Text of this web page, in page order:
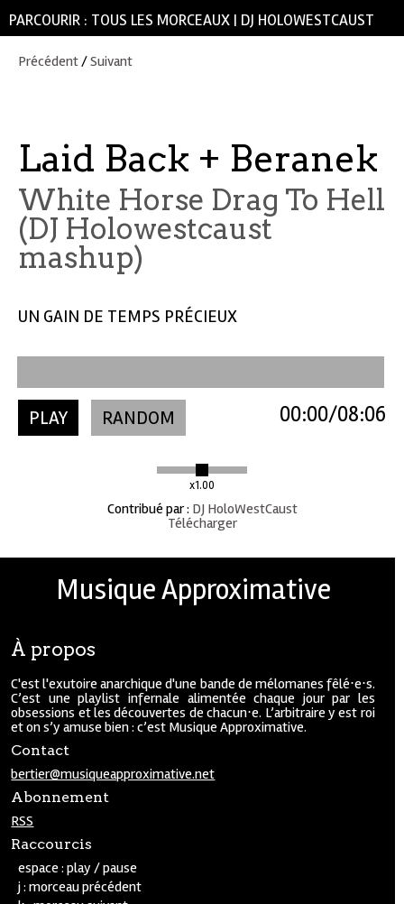
PARCOURIR : TOUS LES MORCEAUX | DJ HOLOWESTCAUST
Précédent/Suivant
Laid Back + Beranek
White Horse Drag To Hell
(DJ Holowestcaust
mashup)
UN GAIN DE TEMPS PRÉCIEUX
PLAY RANDOM
x1.00
08:06
00:00
Contribué par: DJ HoloWestCaust
Télécharger
Musique Approximative
À propos
C'est l'exutoire anarchique d'une bande de mélomanes fêlé⋅e⋅s.
C’est une playlist infernale alimentée chaque jour par les
obsessions et les découvertes de chacun⋅e. L’arbitraire y est roi
et on s’y amuse bien : c’est Musique Approximative.
Contact
bertier@musiqueapproximative.net
Abonnement
RSS
Raccourcis
espace : play / pause
j : morceau précédent